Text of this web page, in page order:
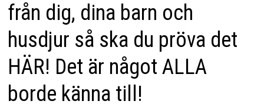
från dig, dina barn och
husdjur så ska du pröva det
HÄR! Det är något ALLA
borde känna till!